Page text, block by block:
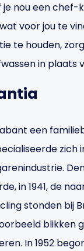
je nou een
voor jou te
te houden,
in plaats
een
zich
in 1941, de
stonden bij
blikken
In 1952